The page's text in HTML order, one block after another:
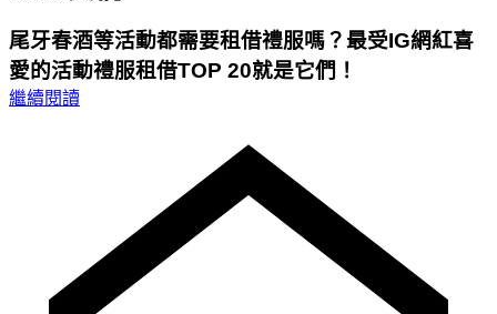
尾牙春酒等活動都需要租借禮服嗎？最受IG網紅喜
愛的活動禮服租借TOP 20就是它們！
繼續閱讀